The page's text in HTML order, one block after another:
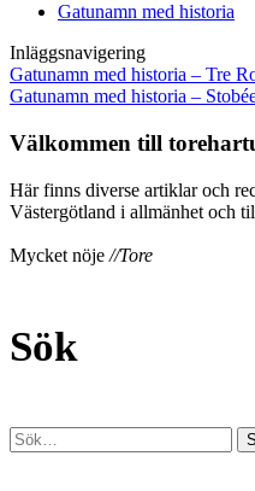
Gatunamn med historia
Inläggsnavigering
Gatunamn med historia – Tre
Gatunamn med historia –
Välkommen till
Här finns diverse artiklar och
Västergötland i allmänhet och
Mycket nöje //Tore
Sök